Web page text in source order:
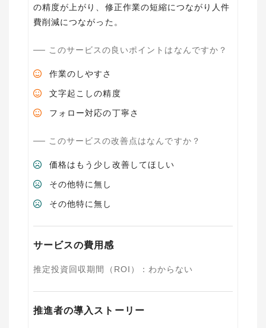
の精度が上がり、修正作業の短縮につながり人件
費削減につながった。
このサービスの良いポイントはなんですか？
作業のしやすさ
文字起こしの精度
フォロー対応の丁寧さ
このサービスの改善点はなんですか？
価格はもう少し改善してほしい
その他特に無し
その他特に無し
サービスの費用感
推定投資回収期間（ROI） ： わからない
推進者の導入ストーリー